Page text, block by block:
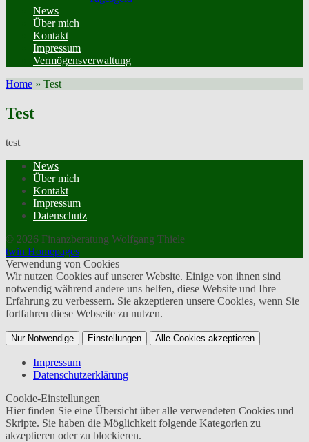
News
Über mich
Kontakt
Impressum
Vermögensverwaltung
Home » Test
Test
test
News
Über mich
Kontakt
Impressum
Datenschutz
© 2026 Finanzberatung Wolfgang Thiele
twin Homepages
Verwendung von Cookies
Wir nutzen Cookies auf unserer Website. Einige von ihnen sind
notwendig während andere uns helfen, diese Website und Ihre
Erfahrung zu verbessern. Sie akzeptieren unsere Cookies, wenn Sie
fortfahren diese Webseite zu nutzen.
Nur Notwendige Einstellungen Alle Cookies akzeptieren
Impressum
Datenschutzerklärung
Cookie-Einstellungen
Hier finden Sie eine Übersicht über alle verwendeten Cookies und
Skripte. Sie haben die Möglichkeit folgende Kategorien zu
akzeptieren oder zu blockieren.